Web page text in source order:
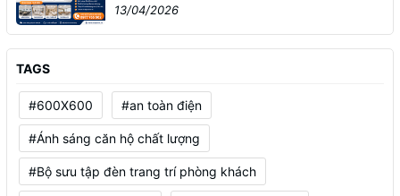
13/04/2026
TAGS
#600X600 #an toàn điện
#Ánh sáng căn hộ chất lượng
#Bộ sưu tập đèn trang trí phòng khách